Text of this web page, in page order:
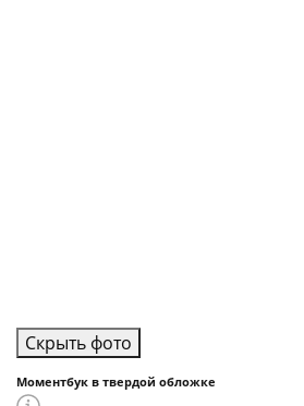
Скрыть фото
Моментбук в твердой обложке